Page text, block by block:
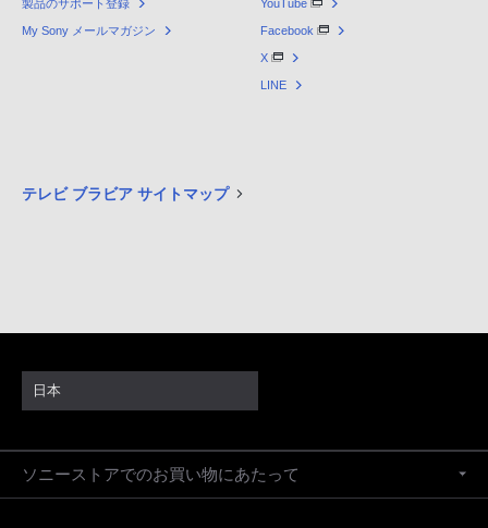
製品のサポート登録
My Sony メールマガジン
YouTube
Facebook
X
LINE
テレビ ブラビア サイトマップ
日本
ソニーストアでのお買い物にあたって